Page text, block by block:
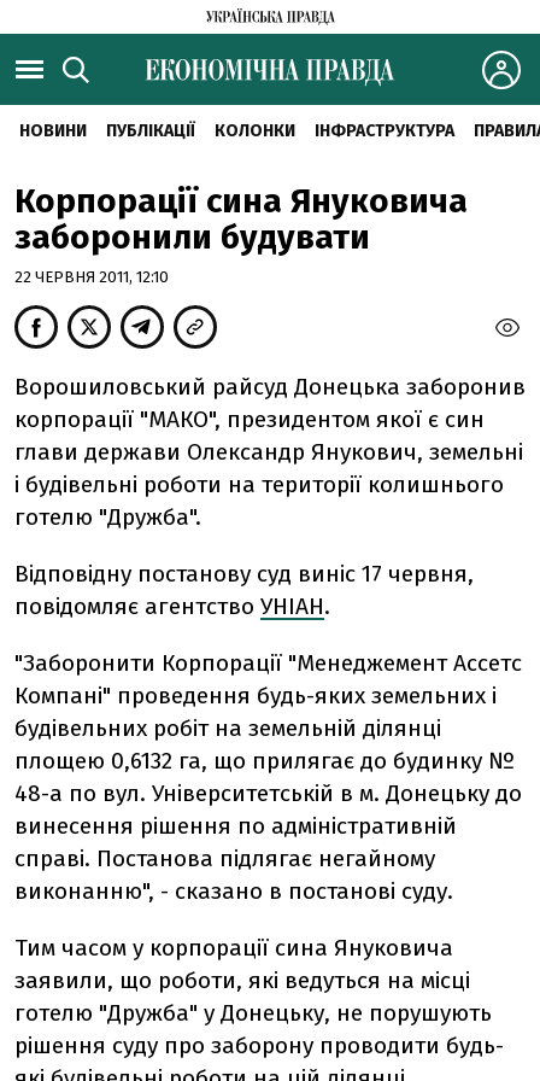
НОВИНИ ПУБЛІКАЦІЇ КОЛОНКИ ІНФРАСТРУКТУРА
Корпорації сина Януковича
заборонили будувати
22 ЧЕРВНЯ 2011, 12:10
Ворошиловський райсуд Донецька заборонив
корпорації "МАКО", президентом якої є син
глави держави Олександр Янукович, земельні
і будівельні роботи на території колишнього
готелю "Дружба".
Відповідну постанову суд виніс 17 червня,
повідомляє агентство УНІАН.
"Заборонити Корпорації "Менеджемент Ассетс
Компані" проведення будь-яких земельних і
будівельних робіт на земельній ділянці
площею 0,6132 га, що прилягає до будинку №
48-а по вул. Університетській в м. Донецьку до
винесення рішення по адміністративній
справі. Постанова підлягає негайному
виконанню", - сказано в постанові суду.
Тим часом у корпорації сина Януковича
заявили, що роботи, які ведуться на місці
готелю "Дружба" у Донецьку, не порушують
рішення суду про заборону проводити будь-